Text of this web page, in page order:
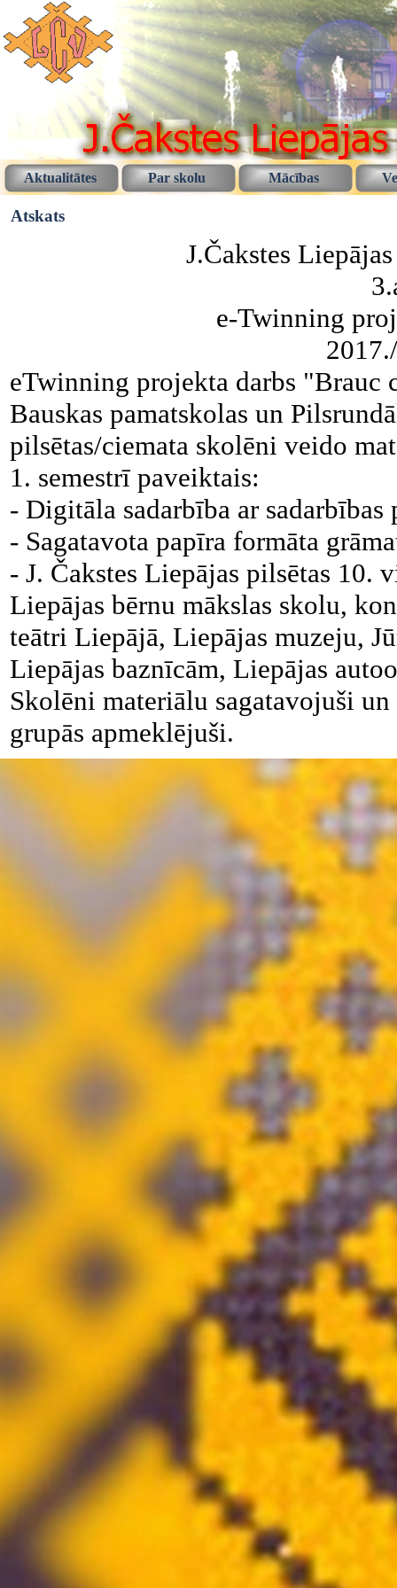
Aktualitātes Par skolu Mācības
Atskats
J.Čakstes
e-Twinning
eTwinning projekta darbs "Brauc
Bauskas pamatskolas un
pilsētas/ciemata skolēni veido
1. semestrī paveiktais:
- Digitāla sadarbība ar sadarbības
- Sagatavota papīra formāta
- J. Čakstes Liepājas pilsētas 10.
Liepājas bērnu mākslas skolu,
teātri Liepājā, Liepājas muzeju,
Liepājas baznīcām, Liepājas
Skolēni materiālu sagatavojuši
grupās apmeklējuši.